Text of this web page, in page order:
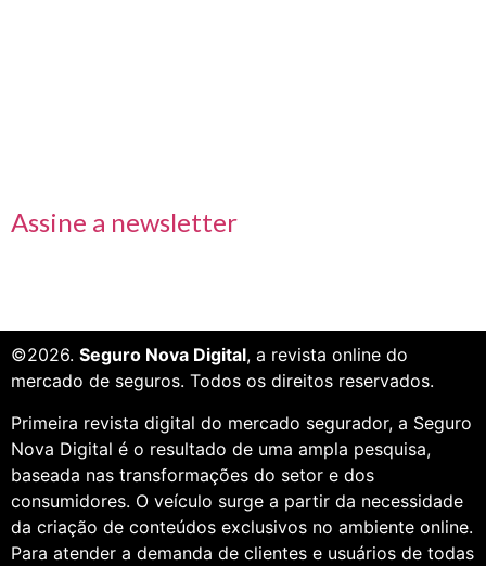
Assine a newsletter
©2026. Seguro Nova Digital, a revista online do
mercado de seguros. Todos os direitos reservados.
Primeira revista digital do mercado segurador, a Seguro
Nova Digital é o resultado de uma ampla pesquisa,
baseada nas transformações do setor e dos
consumidores. O veículo surge a partir da necessidade
da criação de conteúdos exclusivos no ambiente online.
Para atender a demanda de clientes e usuários de todas